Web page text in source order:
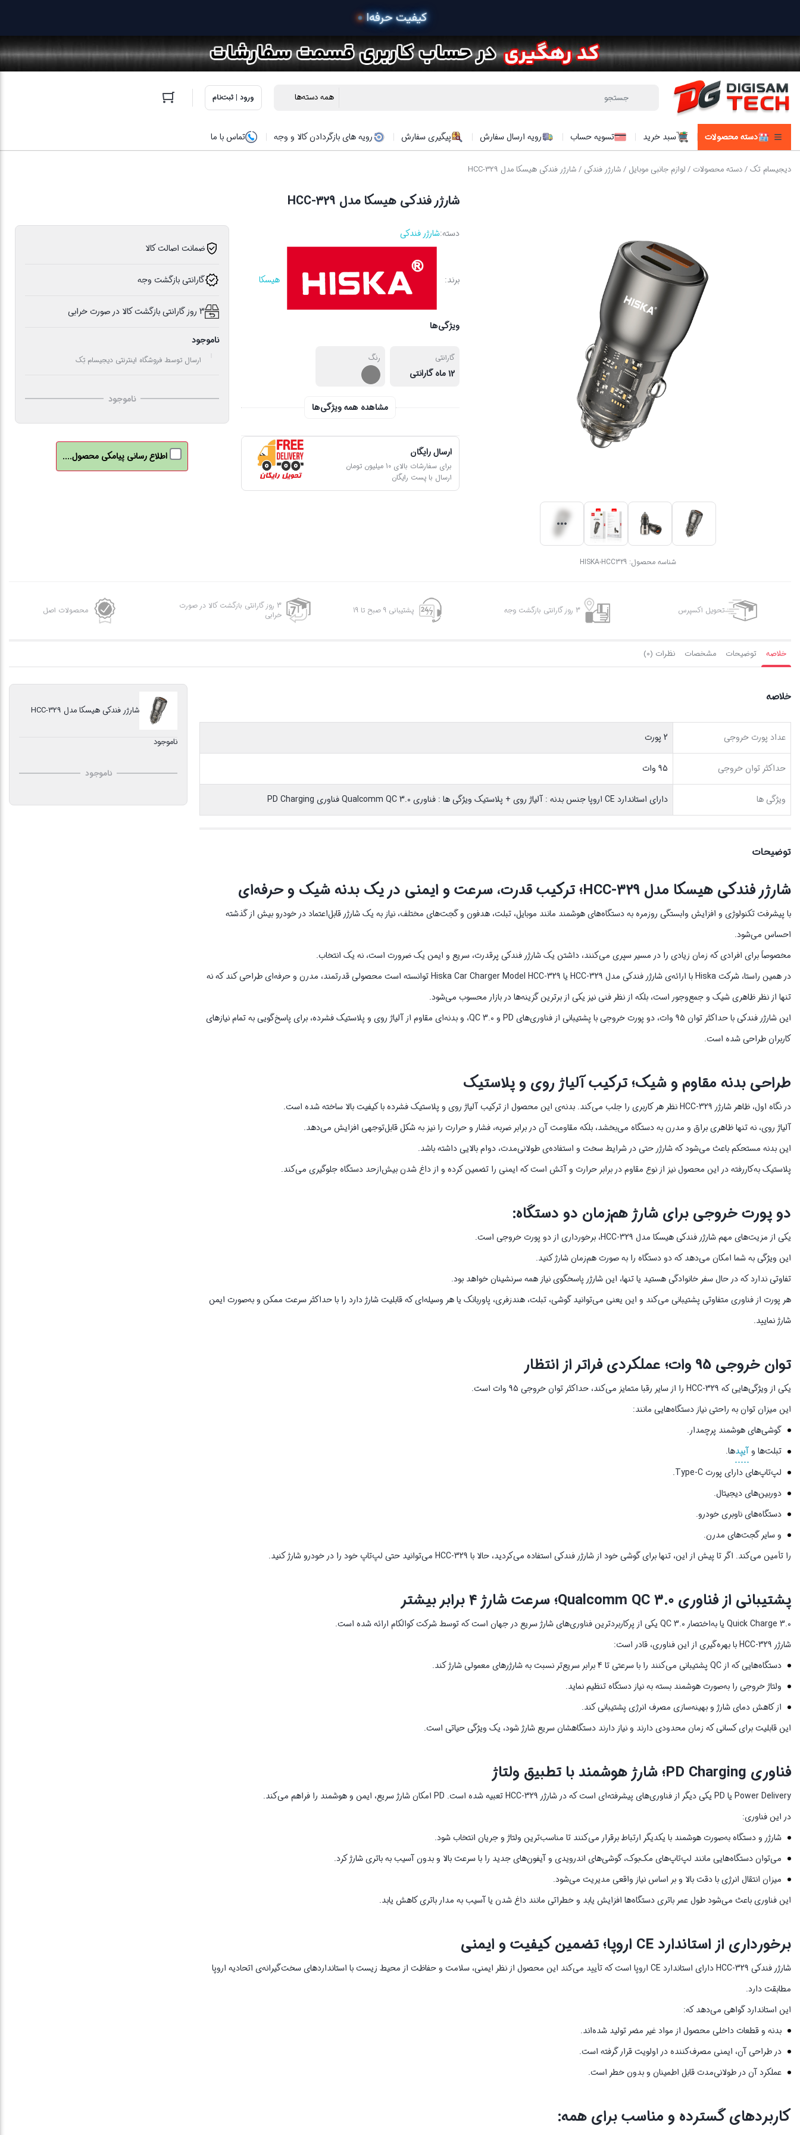
ورود | ثبت‌نام
دسته محصولات سبد خرید تسویه حساب رویه ارسال سفارش پیگیری سفارش رویه های بازگردادن کالا و وجه تماس با ما
دیجیسام تک/دسته محصولات /لوازم جانبی موبایل /شارژر فندکی / شارژر فندکی هیسکا مدل HCC-329
شناسه محصول: HISKA-HCC329
شارژر فندکی هیسکا مدل HCC-329
دسته:شارژر فندکی
برند: هیسکا
ویژگی‌ها
گارانتی
12 ماه گارانتی
رنگ
مشاهده همه ویژگی‌ها
ارسال رایگان
برای سفارشات بالای 10 میلیون تومان
ارسال با پست رایگان
ضمانت اصالت کالا
گارانتی بازگشت وجه
3 روز گارانتی بازگشت کالا در صورت خرابی
ناموجود
ارسال توسط فروشگاه اینترنتی دیجیسام تِک
ناموجود
اطلاع رسانی پیامکی محصول....
تحویل اکسپرس 3 روز گارانتی بازگشت وجه پشتیبانی 9 صبح تا 19
3 روز گارانتی بازگشت کالا در صورت
خرابی
محصولات اصل
خلاصه توضیحات مشخصات نظرات (0)
خلاصه
عداد پورت خروجی 2 پورت
حداکثر توان خروجی 95 وات
ویژگی ها دارای استاندارد CE اروپا جنس بدنه : آلیاژ روی + پلاستیک ویژگی ها : فناوری Qualcomm QC 3.0 فناوری PD Charging
توضیحات
شارژر فندکی هیسکا مدل HCC-329؛ ترکیب قدرت، سرعت و ایمنی در یک بدنه شیک و حرفه‌ای
با پیشرفت تکنولوژی و افزایش وابستگی روزمره به دستگاه‌های هوشمند مانند موبایل، تبلت، هدفون و گجت‌های مختلف، نیاز به یک شارژر قابل‌اعتماد در خودرو بیش از گذشته
احساس می‌شود.
مخصوصاً برای افرادی که زمان زیادی را در مسیر سپری می‌کنند، داشتن یک شارژر فندکی پرقدرت، سریع و ایمن یک ضرورت است، نه یک انتخاب.
در همین راستا، شرکت Hiska با ارائه‌ی شارژر فندکی مدل HCC-329 یا Hiska Car Charger Model HCC-329 توانسته است محصولی قدرتمند، مدرن و حرفه‌ای طراحی کند که نه
تنها از نظر ظاهری شیک و جمع‌وجور است، بلکه از نظر فنی نیز یکی از برترین گزینه‌ها در بازار محسوب می‌شود.
این شارژر فندکی با حداکثر توان 95 وات، دو پورت خروجی با پشتیبانی از فناوری‌های PD و QC 3.0، و بدنه‌ای مقاوم از آلیاژ روی و پلاستیک فشرده، برای پاسخ‌گویی به تمام نیازهای
کاربران طراحی شده است.
طراحی بدنه مقاوم و شیک؛ ترکیب آلیاژ روی و پلاستیک
در نگاه اول، ظاهر شارژر HCC-329 نظر هر کاربری را جلب می‌کند. بدنه‌ی این محصول از ترکیب آلیاژ روی و پلاستیک فشرده با کیفیت بالا ساخته شده است.
آلیاژ روی، نه تنها ظاهری براق و مدرن به دستگاه می‌بخشد، بلکه مقاومت آن در برابر ضربه، فشار و حرارت را نیز به شکل قابل‌توجهی افزایش می‌دهد.
این بدنه مستحکم باعث می‌شود که شارژر حتی در شرایط سخت و استفاده‌ی طولانی‌مدت، دوام بالایی داشته باشد.
پلاستیک به‌کاررفته در این محصول نیز از نوع مقاوم در برابر حرارت و آتش است که ایمنی را تضمین کرده و از داغ شدن بیش‌ازحد دستگاه جلوگیری می‌کند.
دو پورت خروجی برای شارژ هم‌زمان دو دستگاه:
یکی از مزیت‌های مهم شارژر فندکی هیسکا مدل HCC-329، برخورداری از دو پورت خروجی است.
این ویژگی به شما امکان می‌دهد که دو دستگاه را به صورت هم‌زمان شارژ کنید.
تفاوتی ندارد که در حال سفر خانوادگی هستید یا تنها، این شارژر پاسخگوی نیاز همه سرنشینان خواهد بود.
هر پورت از فناوری متفاوتی پشتیبانی می‌کند و این یعنی می‌توانید گوشی، تبلت، هندزفری، پاوربانک یا هر وسیله‌ای که قابلیت شارژ دارد را با حداکثر سرعت ممکن و به‌صورت ایمن
شارژ نمایید.
توان خروجی 95 وات؛ عملکردی فراتر از انتظار
یکی از ویژگی‌هایی که HCC-329 را از سایر رقبا متمایز می‌کند، حداکثر توان خروجی 95 وات است.
این میزان توان به راحتی نیاز دستگاه‌هایی مانند:
گوشی‌های هوشمند پرچمدار.
تبلت‌ها وآیپدها.
لپ‌تاپ‌های دارای پورت Type-C.
دوربین‌های دیجیتال.
دستگاه‌های ناوبری خودرو.
و سایر گجت‌های مدرن.
را تأمین می‌کند. اگر تا پیش از این، تنها برای گوشی خود از شارژر فندکی استفاده می‌کردید، حالا با HCC-329 می‌توانید حتی لپ‌تاپ خود را در خودرو شارژ کنید.
پشتیبانی از فناوری Qualcomm QC 3.0؛ سرعت شارژ ۴ برابر بیشتر
Quick Charge 3.0 یا به‌اختصار QC 3.0 یکی از پرکاربردترین فناوری‌های شارژ سریع در جهان است که توسط شرکت کوالکام ارائه شده است.
شارژر HCC-329 با بهره‌گیری از این فناوری، قادر است:
دستگاه‌هایی که از QC پشتیبانی می‌کنند را با سرعتی تا 4 برابر سریع‌تر نسبت به شارژرهای معمولی شارژ کند.
ولتاژ خروجی را به‌صورت هوشمند بسته به نیاز دستگاه تنظیم نماید.
از کاهش دمای شارژ و بهینه‌سازی مصرف انرژی پشتیبانی کند.
این قابلیت برای کسانی که زمان محدودی دارند و نیاز دارند دستگاهشان سریع شارژ شود، یک ویژگی حیاتی است.
فناوری PD Charging؛ شارژ هوشمند با تطبیق ولتاژ
Power Delivery یا PD یکی دیگر از فناوری‌های پیشرفته‌ای است که در شارژر HCC-329 تعبیه شده است. PD امکان شارژ سریع، ایمن و هوشمند را فراهم می‌کند.
در این فناوری:
شارژر و دستگاه به‌صورت هوشمند با یکدیگر ارتباط برقرار می‌کنند تا مناسب‌ترین ولتاژ و جریان انتخاب شود.
می‌توان دستگاه‌هایی مانند لپ‌تاپ‌های مک‌بوک، گوشی‌های اندرویدی و آیفون‌های جدید را با سرعت بالا و بدون آسیب به باتری شارژ کرد.
میزان انتقال انرژی با دقت بالا و بر اساس نیاز واقعی مدیریت می‌شود.
این فناوری باعث می‌شود طول عمر باتری دستگاه‌ها افزایش یابد و خطراتی مانند داغ شدن یا آسیب به مدار باتری کاهش یابد.
برخورداری از استاندارد CE اروپا؛ تضمین کیفیت و ایمنی
شارژر فندکی HCC-329 دارای استاندارد CE اروپا است که تأیید می‌کند این محصول از نظر ایمنی، سلامت و حفاظت از محیط زیست با استانداردهای سخت‌گیرانه‌ی اتحادیه اروپا
مطابقت دارد.
این استاندارد گواهی می‌دهد که:
بدنه و قطعات داخلی محصول از مواد غیر مضر تولید شده‌اند.
در طراحی آن، ایمنی مصرف‌کننده در اولویت قرار گرفته است.
عملکرد آن در طولانی‌مدت قابل اطمینان و بدون خطر است.
کاربردهای گسترده و مناسب برای همه:
شارژر فندکی هیسکا مدل HCC-329
ناموجود
ناموجود
خرید